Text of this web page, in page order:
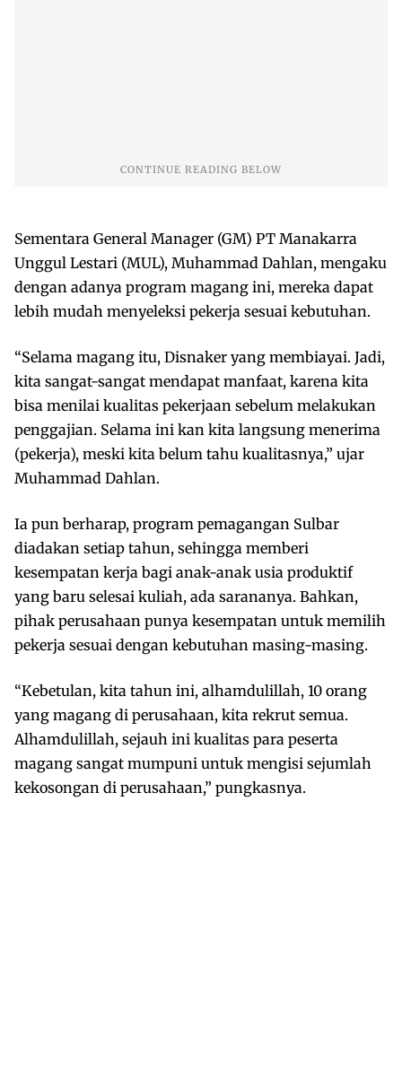
Sementara General Manager (GM) PT Manakarra
Unggul Lestari (MUL), Muhammad Dahlan, mengaku
dengan adanya program magang ini, mereka dapat
lebih mudah menyeleksi pekerja sesuai kebutuhan.
“Selama magang itu, Disnaker yang membiayai. Jadi,
kita sangat-sangat mendapat manfaat, karena kita
bisa menilai kualitas pekerjaan sebelum melakukan
penggajian. Selama ini kan kita langsung menerima
(pekerja), meski kita belum tahu kualitasnya,” ujar
Muhammad Dahlan.
Ia pun berharap, program pemagangan Sulbar
diadakan setiap tahun, sehingga memberi
kesempatan kerja bagi anak-anak usia produktif
yang baru selesai kuliah, ada sarananya. Bahkan,
pihak perusahaan punya kesempatan untuk memilih
pekerja sesuai dengan kebutuhan masing-masing.
“Kebetulan, kita tahun ini, alhamdulillah, 10 orang
yang magang di perusahaan, kita rekrut semua.
Alhamdulillah, sejauh ini kualitas para peserta
magang sangat mumpuni untuk mengisi sejumlah
kekosongan di perusahaan,” pungkasnya.